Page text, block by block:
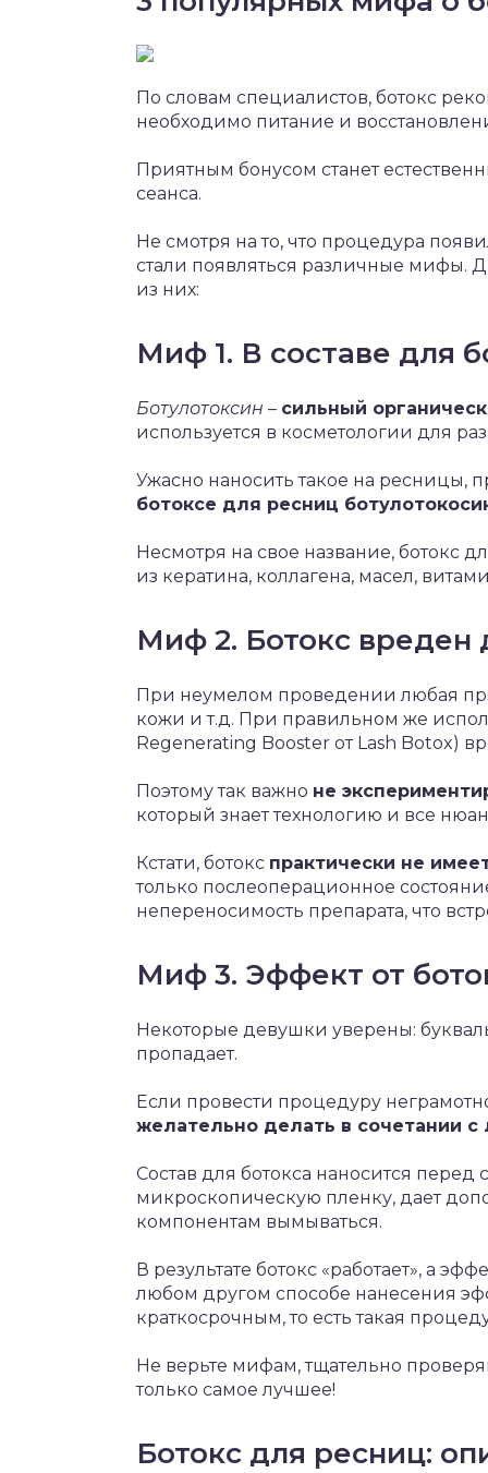
По словам специалистов, ботокс
необходимо питание и
Приятным бонусом станет
сеанса.
Не смотря на то, что процедура
стали появляться различные мифы.
из них:
Миф 1. В составе для
Ботулотоксин – сильный
используется в косметологии для
Ужасно наносить такое на ресницы,
ботоксе для ресниц
Несмотря на свое название, ботокс
из кератина, коллагена, масел,
Миф 2. Ботокс вреден
При неумелом проведении любая
кожи и т.д. При правильном же
Regenerating Booster от Lash Botox)
Поэтому так важно не
который знает технологию и все
Кстати, ботокс практически не
только послеоперационное
непереносимость препарата, что
Миф 3. Эффект от
Некоторые девушки уверены:
пропадает.
Если провести процедуру
желательно делать в сочетании
Состав для ботокса наносится
микроскопическую пленку, дает
компонентам вымываться.
В результате ботокс «работает», а
любом другом способе нанесения
краткосрочным, то есть такая
Не верьте мифам, тщательно
только самое лучшее!
Ботокс для ресниц: